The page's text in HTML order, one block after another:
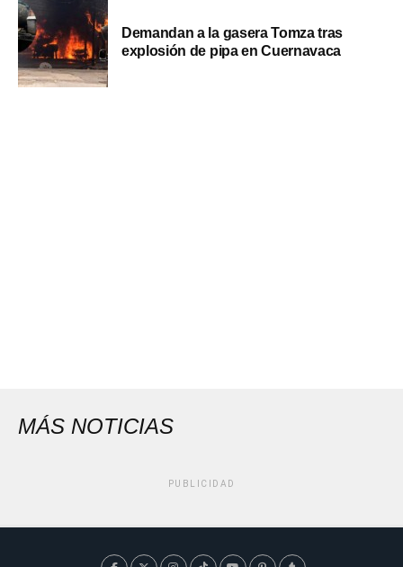
Demandan a la gasera Tomza tras
explosión de pipa en Cuernavaca
MÁS NOTICIAS
PUBLICIDAD